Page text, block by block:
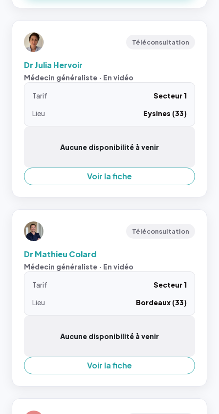
Téléconsultation
Dr Julia Hervoir
Médecin généraliste · En vidéo
Tarif
Secteur 1
Lieu
Eysines (33)
Aucune disponibilité à venir
Voir la fiche
Téléconsultation
Dr Mathieu Colard
Médecin généraliste · En vidéo
Tarif
Secteur 1
Lieu
Bordeaux (33)
Aucune disponibilité à venir
Voir la fiche